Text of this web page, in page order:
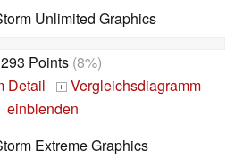
Unlimited Graphics
Points(8%)
Detail + Vergleichsdiagramm
einblenden
Extreme Graphics